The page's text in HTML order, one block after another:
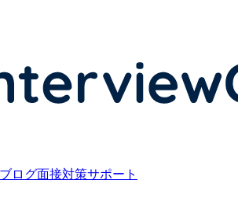
ブログ面接対策サポート